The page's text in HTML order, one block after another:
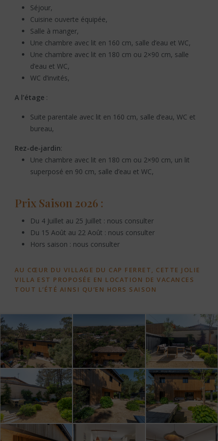
Séjour,
Cuisine ouverte équipée,
Salle à manger,
Une chambre avec lit en 160 cm, salle d’eau et WC,
Une chambre avec lit en 180 cm ou 2×90 cm, salle
d’eau et WC,
WC d’invités,
A l’étage :
Suite parentale avec lit en 160 cm, salle d’eau, WC et
bureau,
Rez-de-jardin:
Une chambre avec lit en 180 cm ou 2×90 cm, un lit
superposé en 90 cm, salle d’eau et WC,
Prix Saison 2026 :
Du 4 Juillet au 25 Juillet : nous consulter
Du 15 Août au 22 Août : nous consulter
Hors saison : nous consulter
AU CŒUR DU VILLAGE DU CAP FERRET, CETTE JOLIE
VILLA EST PROPOSÉE EN LOCATION DE VACANCES
TOUT L’ÉTÉ AINSI QU’EN HORS SAISON